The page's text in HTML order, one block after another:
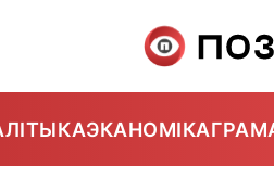
ЭКАНОМІКА